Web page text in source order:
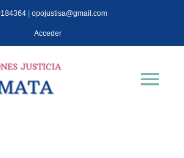
| opojustisa@gmail.com
Acceder